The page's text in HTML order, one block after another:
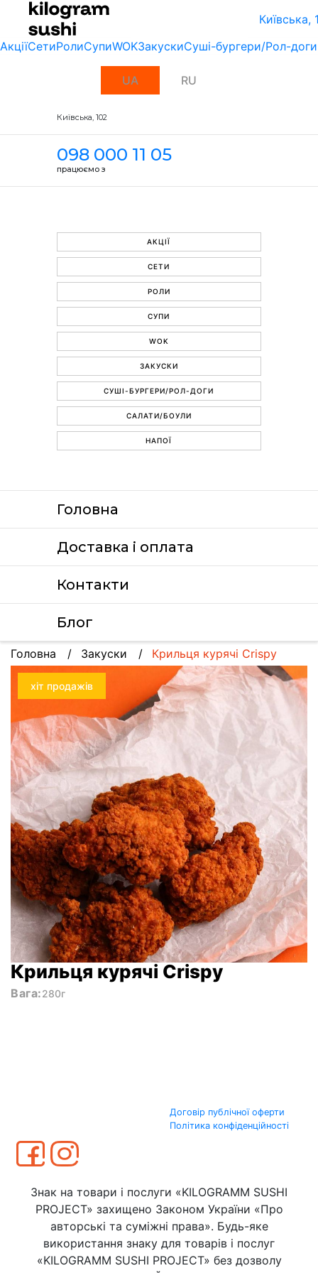
Київська,
АкціїСетиРолиСупиWOKЗакускиСуші-бургери/Рол-доги
UA RU
Київська, 102
098 000 11 05
працюємо з
АКЦІЇ
СЕТИ
РОЛИ
СУПИ
WOK
ЗАКУСКИ
СУШІ-БУРГЕРИ/РОЛ-ДОГИ
САЛАТИ/БОУЛИ
НАПОЇ
Головна
Доставка i оплата
Контакти
Блог
Головна Закуски Крильця курячі Crispy
хіт продажів
Крильця курячі Crispy
Вага:280г
Договір публічної оферти
Політика конфіденційності
Знак на товари і послуги «KILOGRAMM SUSHI
PROJECT» захищено Законом України «Про
авторські та суміжні права». Будь-яке
використання знаку для товарів і послуг
«KILOGRAMM SUSHI PROJECT» без дозволу